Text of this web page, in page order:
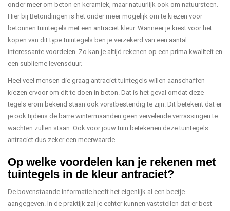
onder meer om beton en keramiek, maar natuurlijk ook om natuursteen.
Hier bij Betondingen is het onder meer mogelijk om te kiezen voor
betonnen tuintegels met een antraciet kleur. Wanneer je kiest voor het
kopen van dit type tuintegels ben je verzekerd van een aantal
interessante voordelen. Zo kan je altijd rekenen op een prima kwaliteit en
een sublieme levensduur.
Heel veel mensen die graag antraciet tuintegels willen aanschaffen
kiezen ervoor om dit te doen in beton. Dat is het geval omdat deze
tegels erom bekend staan ook vorstbestendig te zijn. Dit betekent dat er
je ook tijdens de barre wintermaanden geen vervelende verrassingen te
wachten zullen staan. Ook voor jouw tuin betekenen deze tuintegels
antraciet dus zeker een meerwaarde.
Op welke voordelen kan je rekenen met
tuintegels in de kleur antraciet?
De bovenstaande informatie heeft het eigenlijk al een beetje
aangegeven. In de praktijk zal je echter kunnen vaststellen dat er best